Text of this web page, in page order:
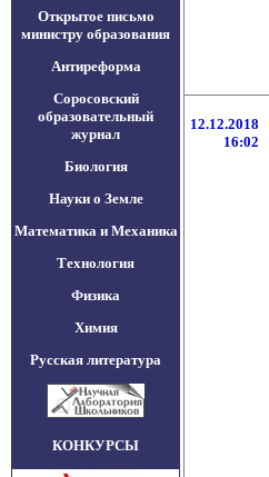
Открытое письмо
министру образования
Антиреформа
Соросовский
образовательный
журнал
Биология
Науки о Земле
Математика и Механика
Технология
Физика
Химия
Русская литература
КОНКУРСЫ
12.12.2018
16:02